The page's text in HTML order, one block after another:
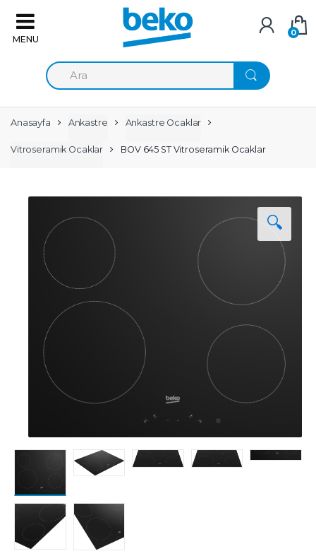
A
r
m
a
Anasayfa Ankastre Ankastre Ocaklar
Vitroseramik Ocaklar BOV 645 ST Vitroseramik Ocaklar
🔍
0